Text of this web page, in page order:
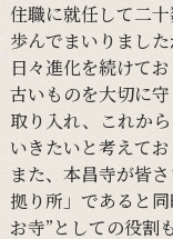
住職に就任して二十
歩んでまいりました
日々進化を続けてお
古いものを大切に守
取り入れ、
これか
いきたいと考えてお
また、 本昌寺が皆
拠り所」であると同
お寺”と しての役割も